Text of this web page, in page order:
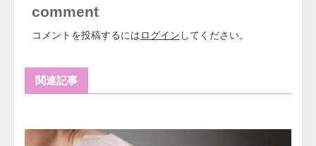
comment
コメントを投稿するにはログイン してください。
関連記事